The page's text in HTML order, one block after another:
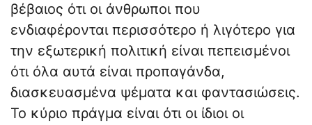
βέβαιος ότι οι άνθρωποι που
ενδιαφέρονται περισσότερο ή λιγότερο για
την εξωτερική πολιτική είναι πεπεισμένοι
ότι όλα αυτά είναι προπαγάνδα,
διασκευασμένα ψέματα και φαντασιώσεις.
Το κύριο πράγμα είναι ότι οι ίδιοι οι